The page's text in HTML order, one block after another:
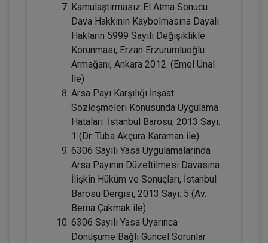
Boşanma Hukuku - IV. Medeni Hukuk
Kongresi - III. Oturum
360 TL Sepete Ekle
Tüketici Hukuku Enstitüsü
Kamulaştırmasız El Atma Sonucu
Dava Hakkının Kaybolmasına Dayalı
Hakların 5999 Sayılı Değişiklikle
Korunması, Erzan Erzurumluoğlu
Armağanı, Ankara 2012. (Emel Ünal
İle)
Arsa Payı Karşılığı İnşaat
Sözleşmeleri Konusunda Uygulama
Hataları İstanbul Barosu, 2013 Sayı:
1 (Dr. Tuba Akçura Karaman ile)
6306 Sayılı Yasa Uygulamalarında
Arsa Payının Düzeltilmesi Davasına
İlişkin Hüküm ve Sonuçları, İstanbul
Barosu Dergisi, 2013 Sayı: 5 (Av.
Berna Çakmak ile)
6306 Sayılı Yasa Uyarınca
Dönüşüme Bağlı Güncel Sorunlar